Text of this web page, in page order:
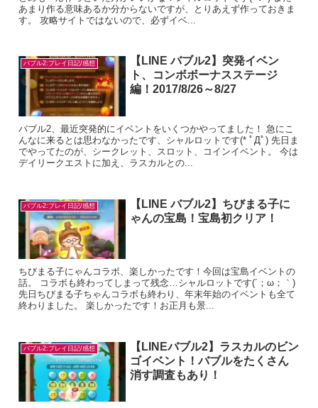
あまり作る意味あるか分からないですが、とりあえず作っておきま
す。 攻略サイトではないので、必ずイベ...
バブル2:プレイ日記/感想
【LINE バブル2】突発イベン
ト、コンボボーナスステージ
編！2017/8/26～8/27
バブル2、最近突発的にイベントをいくつかやってました！ 急にこ
んなに来るとは思わなかったです、シャルロットです(* ﾟДﾟ) 先日ま
でやってたのが、シークレット、スロット、コインイベント。 今は
デイリークエストに加え、ラスカルとの...
バブル2:プレイ日記/感想
【LINE バブル2】ちびまる子に
ゃんの宝島！宝島初クリア！
ちびまる子にゃんコラボ、楽しかったです！今回は宝島イベントの
話。 コラボも終わってしまって残念…シャルロットです(´；ω；｀)
先日ちびまる子ちゃんコラボも終わり、年末年始のイベントも全て
終わりました。 楽しかったです！お正月も景...
バブル2:プレイ日記/感想
【LINEバブル2】ラスカルのビン
ゴイベント！バブルをたくさん
消す調査もあり！